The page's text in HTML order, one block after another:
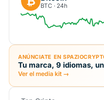
BTC · 24h
ANÚNCIATE EN
Tu marca, 9 idiomas,
Ver el media kit →